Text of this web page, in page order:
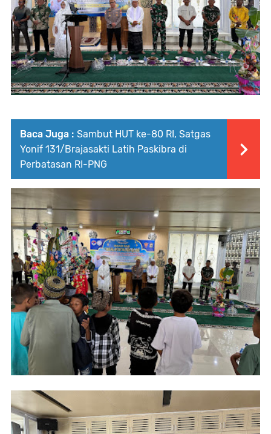
Baca Juga : Sambut HUT ke-80 RI, Satgas
Yonif 131/Brajasakti Latih Paskibra di
Perbatasan RI-PNG